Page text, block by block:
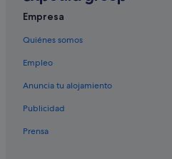
Empresa
Quiénes somos
Empleo
Anuncia tu alojamiento
Publicidad
Prensa